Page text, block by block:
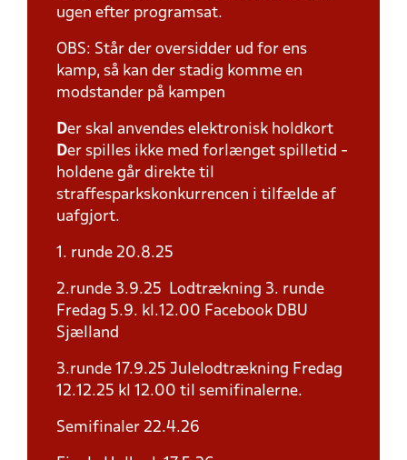
ugen efter programsat.
OBS: Står der oversidder ud for ens
kamp, så kan der stadig komme en
modstander på kampen
Der skal anvendes elektronisk holdkort
Der spilles ikke med forlænget spilletid -
holdene går direkte til
straffesparkskonkurrencen i tilfælde af
uafgjort.
1. runde 20.8.25
2.runde 3.9.25 Lodtrækning 3. runde
Fredag 5.9. kl.12.00 Facebook DBU
Sjælland
3.runde 17.9.25 Julelodtrækning Fredag
12.12.25 kl 12.00 til semifinalerne.
Semifinaler 22.4.26